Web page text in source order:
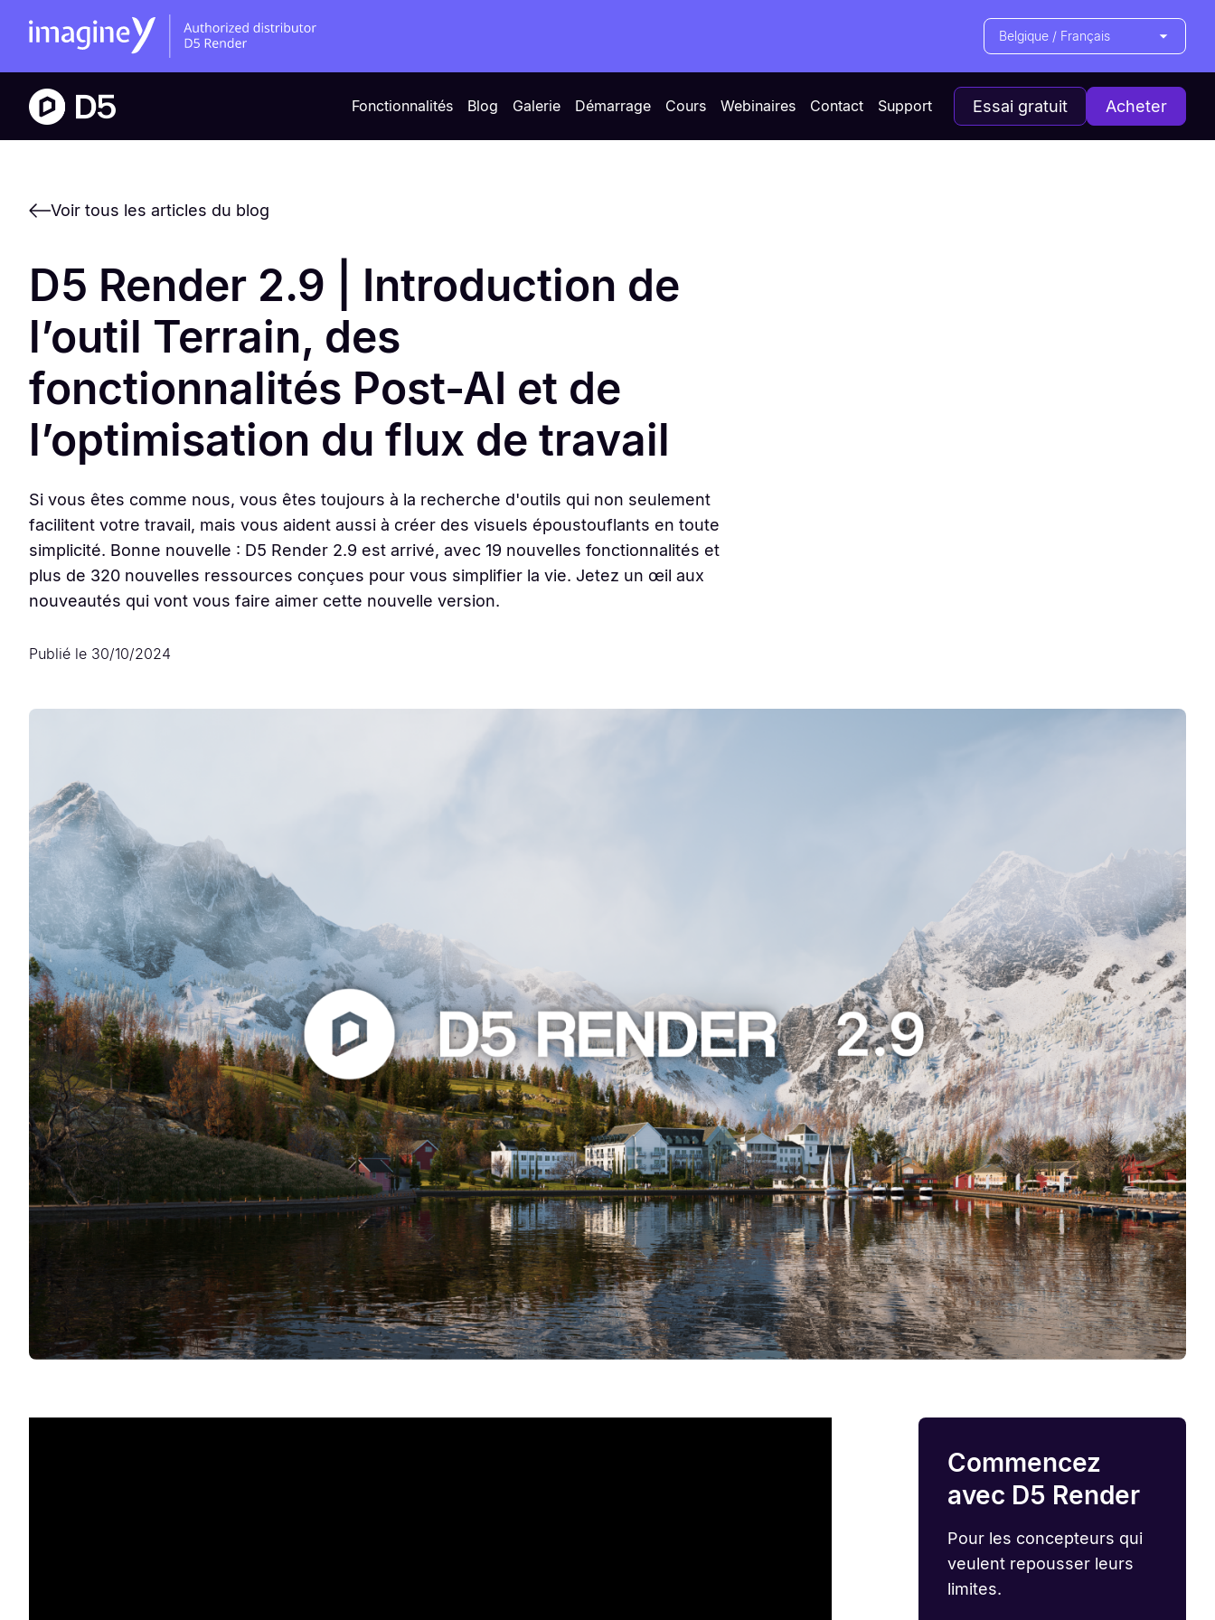
Belgique / Français
Fonctionnalités Blog Galerie Démarrage Cours Webinaires Contact Support Essai gratuit Acheter
Voir tous les articles du blog
D5 Render 2.9 | Introduction de
l’outil Terrain, des
fonctionnalités Post-AI et de
l’optimisation du flux de travail
Si vous êtes comme nous, vous êtes toujours à la recherche d'outils qui non seulement
facilitent votre travail, mais vous aident aussi à créer des visuels époustouflants en toute
simplicité. Bonne nouvelle : D5 Render 2.9 est arrivé, avec 19 nouvelles fonctionnalités et
plus de 320 nouvelles ressources conçues pour vous simplifier la vie. Jetez un œil aux
nouveautés qui vont vous faire aimer cette nouvelle version.
Publié le 30/10/2024
Commencez
avec D5 Render
Pour les concepteurs qui
veulent repousser leurs
limites.